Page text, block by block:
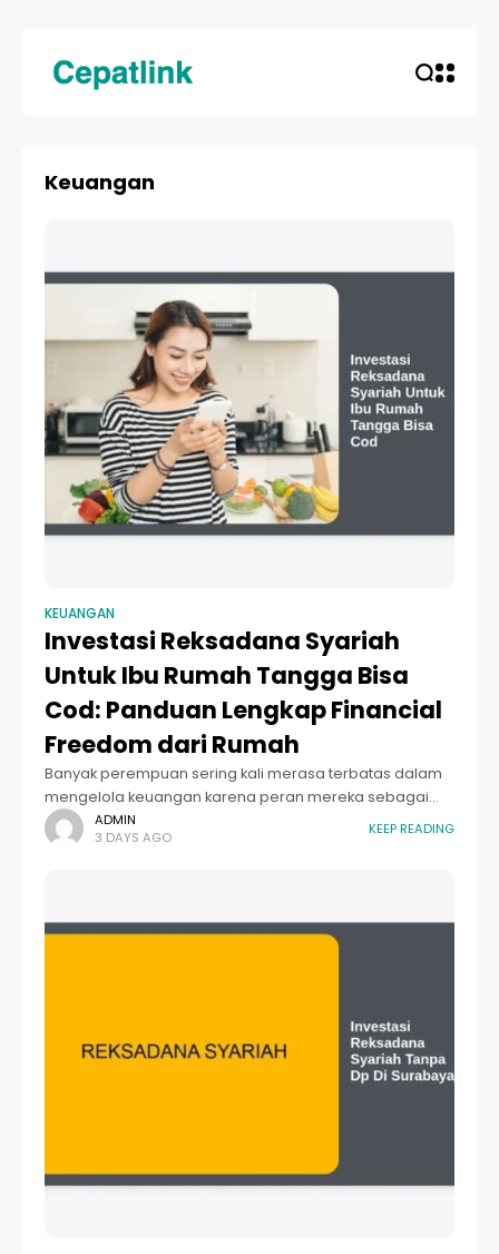
Keuangan
KEUANGAN
Investasi Reksadana Syariah
Untuk Ibu Rumah Tangga Bisa
Cod: Panduan Lengkap Financial
Freedom dari Rumah
Banyak perempuan sering kali merasa terbatas dalam
mengelola keuangan karena peran mereka sebagai
pengelola rumah tangga. Namun, di era digital saat ini,
investasi reksadana syariah untuk ibu rumah tangga
ADMIN
3 DAYS AGO
KEEP READING